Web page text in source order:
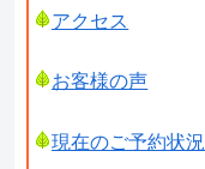
アクセス
お客様の声
現在のご予約状況